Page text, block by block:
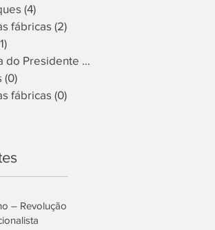
(4)
fábricas (2)
do Presidente (9)
(0)
fábricas (0)
– Revolução